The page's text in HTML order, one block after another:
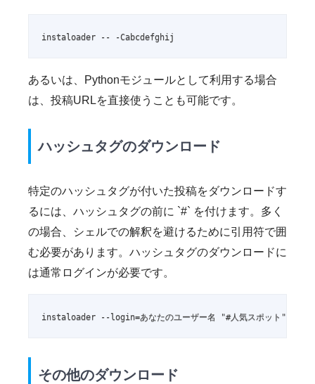
instaloader -- -Cabcdefghij
あるいは、Pythonモジュールとして利用する場合
は、投稿URLを直接使うことも可能です。
ハッシュタグのダウンロード
特定のハッシュタグが付いた投稿をダウンロードす
るには、ハッシュタグの前に `#` を付けます。多く
の場合、シェルでの解釈を避けるために引用符で囲
む必要があります。ハッシュタグのダウンロードに
は通常ログインが必要です。
instaloader --login=あなたのユーザー名 "#人気スポット"
その他のダウンロード